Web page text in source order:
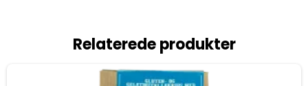
Relaterede produkter